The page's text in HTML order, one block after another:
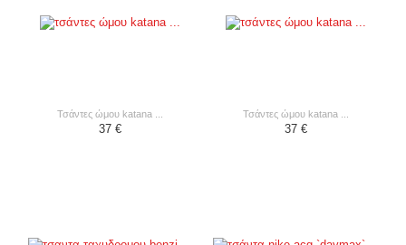
τσάντες ώμου katana ...
37 €
τσάντες ώμου katana ...
37 €